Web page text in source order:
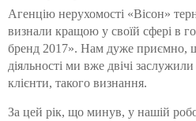
Агенцію нерухомості «Вісон»
визнали кращою у своїй сфері в
бренд 2017». Нам дуже приємно,
діяльності ми вже двічі
клієнти, такого визнання.
За цей рік, що минув, у нашій